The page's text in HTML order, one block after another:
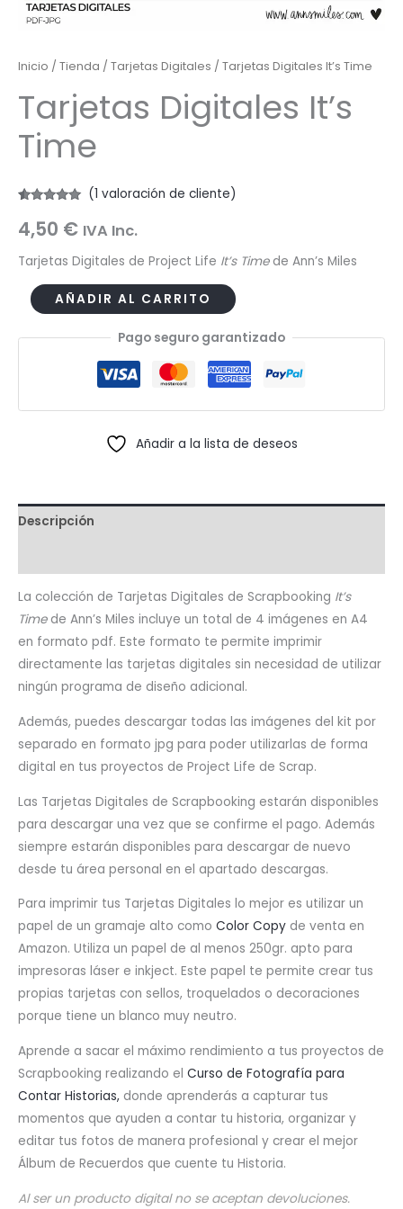
Inicio / Tienda / Tarjetas Digitales / Tarjetas Digitales It’s Time
Tarjetas Digitales It’s
Time
con5.00 de
5 en base
de un
cliente
(1 valoración de cliente)
4,50 € IVA Inc.
Tarjetas Digitales de Project Life It’s Time de Ann’s Miles
Tarjetas
Digitales
It's
AÑADIR AL CARRITO
Pago seguro garantizado
Añadir a la lista de deseos
Descripción
La colección de Tarjetas Digitales de Scrapbooking It’s
Timede Ann’s Miles incluye un total de 4 imágenes en A4
en formato pdf. Este formato te permite imprimir
directamente las tarjetas digitales sin necesidad de utilizar
ningún programa de diseño adicional.
Además, puedes descargar todas las imágenes del kit por
separado en formato jpg para poder utilizarlas de forma
digital en tus proyectos de Project Life de Scrap.
Las Tarjetas Digitales de Scrapbooking estarán disponibles
para descargar una vez que se confirme el pago. Además
siempre estarán disponibles para descargar de nuevo
desde tu área personal en el apartado descargas.
Para imprimir tus Tarjetas Digitales lo mejor es utilizar un
papel de un gramaje alto como Color Copy de venta en
Amazon. Utiliza un papel de al menos 250gr. apto para
impresoras láser e inkject. Este papel te permite crear tus
propias tarjetas con sellos, troquelados o decoraciones
porque tiene un blanco muy neutro.
Aprende a sacar el máximo rendimiento a tus proyectos de
Scrapbooking realizando el Curso de Fotografía para
Contar Historias, donde aprenderás a capturar tus
momentos que ayuden a contar tu historia, organizar y
editar tus fotos de manera profesional y crear el mejor
Álbum de Recuerdos que cuente tu Historia.
Al ser un producto digital no se aceptan devoluciones.